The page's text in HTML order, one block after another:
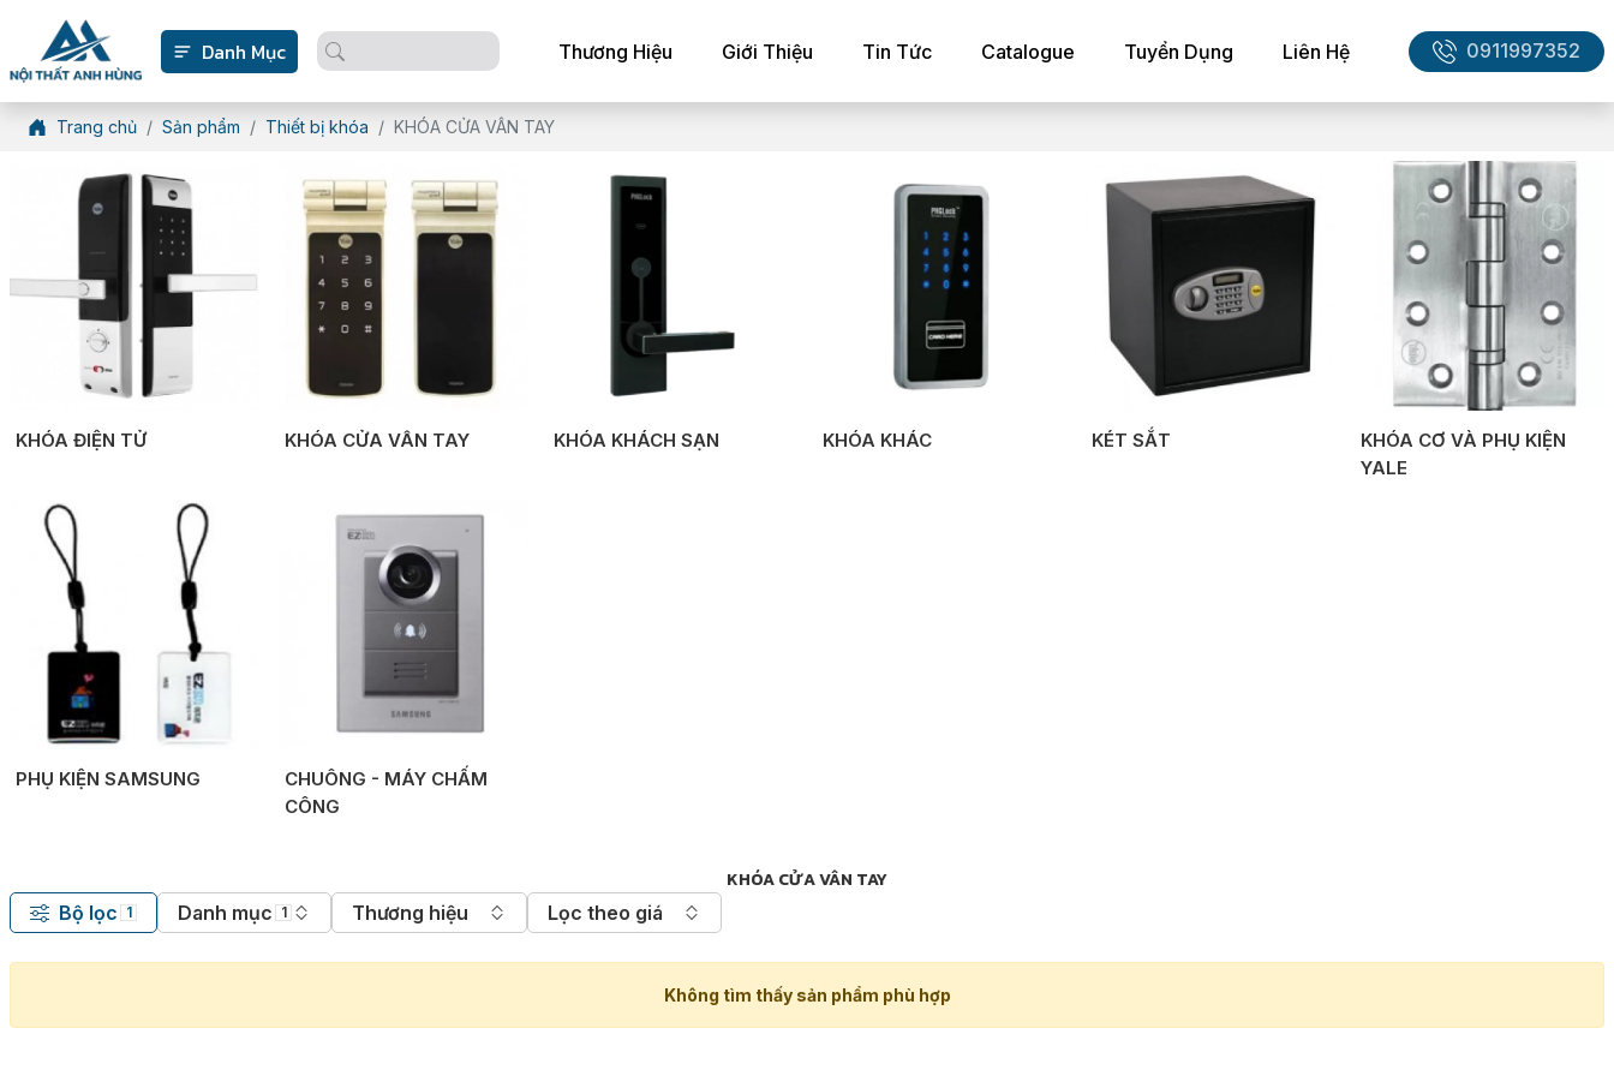
Danh Mục Thương Hiệu Giới Thiệu Tin Tức Catalogue Tuyển Dụng Liên Hệ 0911997352
Trang chủ Sản phẩm Thiết bị khóa KHÓA CỬA VÂN TAY
KHÓA ĐIỆN TỬ KHÓA CỬA VÂN TAY KHÓA KHÁCH SẠN KHÓA KHÁC KÉT SẮT
KHÓA CƠ VÀ PHỤ KIỆN
YALE
PHỤ KIỆN SAMSUNG
CHUÔNG - MÁY CHẤM
CÔNG
KHÓA CỬA VÂN TAY
Bộ lọc 1 Danh mục 1 Thương hiệu Lọc theo giá
Không tìm thấy sản phẩm phù hợp